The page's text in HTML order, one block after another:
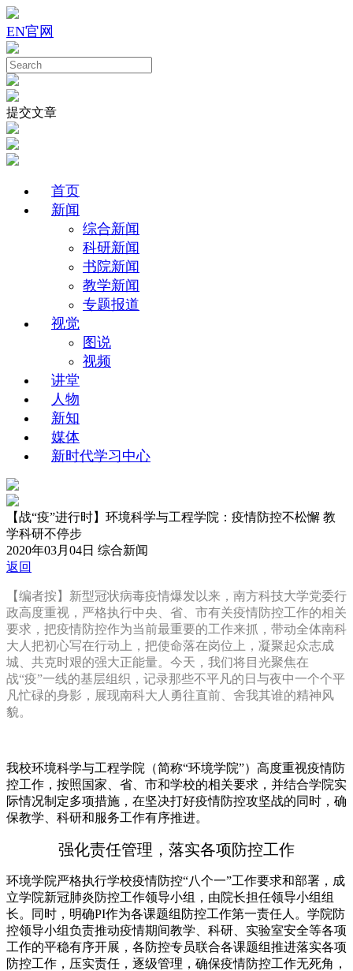
EN官网
提交文章
首页
新闻
综合新闻
科研新闻
书院新闻
教学新闻
专题报道
视觉
图说
视频
讲堂
人物
新知
媒体
新时代学习中心
【战“疫”进行时】环境科学与工程学院：疫情防控不松懈 教
学科研不停步
2020年03月04日 综合新闻
返回
【编者按】新型冠状病毒疫情爆发以来，南方科技大学党委行
政高度重视，严格执行中央、省、市有关疫情防控工作的相关
要求，把疫情防控作为当前最重要的工作来抓，带动全体南科
大人把初心写在行动上，把使命落在岗位上，凝聚起众志成
城、共克时艰的强大正能量。今天，我们将目光聚焦在
战“疫”一线的基层组织，记录那些不平凡的日与夜中一个个平
凡忙碌的身影，展现南科大人勇往直前、舍我其谁的精神风
貌。
我校环境科学与工程学院（简称“环境学院”）高度重视疫情防
控工作，按照国家、省、市和学校的相关要求，并结合学院实
际情况制定多项措施，在坚决打好疫情防控攻坚战的同时，确
保教学、科研和服务工作有序推进。
强化责任管理，落实各项防控工作
环境学院严格执行学校疫情防控“八个一”工作要求和部署，成
立学院新冠肺炎防控工作领导小组，由院长担任领导小组组
长。同时，明确PI作为各课题组防控工作第一责任人。学院防
控领导小组负责推动疫情期间教学、科研、实验室安全等各项
工作的平稳有序开展，各防控专员联合各课题组推进落实各项
防控工作，压实责任，逐级管理，确保疫情防控工作无死角，